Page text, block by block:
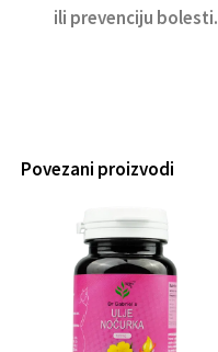
ili prevenciju bolesti.
Povezani proizvodi